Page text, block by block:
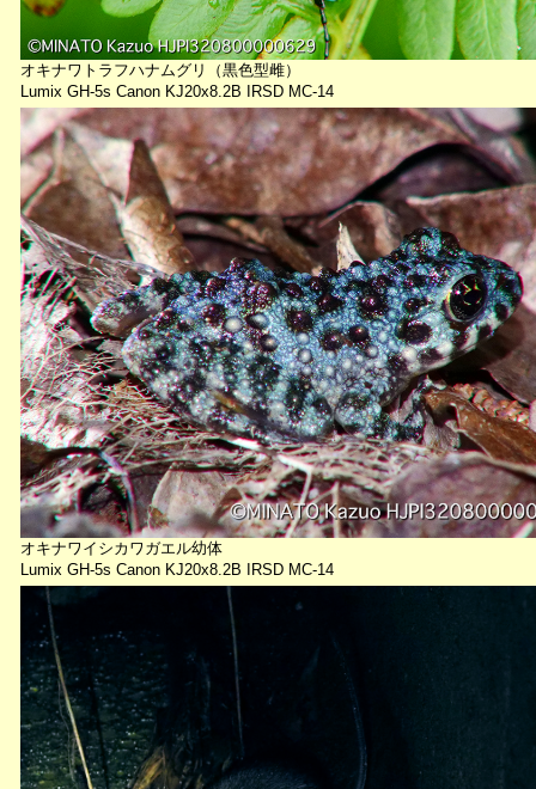
オキナワトラフハナムグリ（黒色型雌）
Lumix GH-5s Canon KJ20x8.2B IRSD MC-14
オキナワイシカワガエル幼体
Lumix GH-5s Canon KJ20x8.2B IRSD MC-14